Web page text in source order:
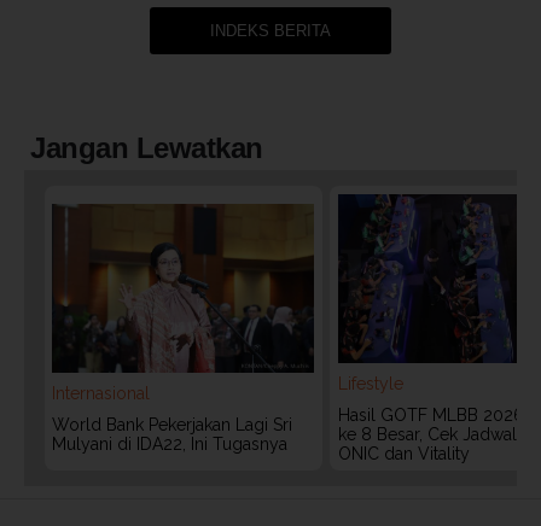
INDEKS BERITA
Jangan Lewatkan
Internasional
World Bank Pekerjakan Lagi Sri
Mulyani di IDA22, Ini Tugasnya
Lifestyle
Hasil GOTF MLBB 2026:
ke 8 Besar, Cek Jadwal
ONIC dan Vitality